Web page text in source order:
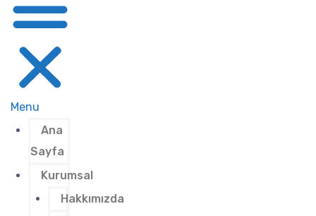
Menu
Ana
Sayfa
Kurumsal
Hakkımızda